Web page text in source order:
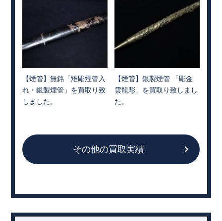
【煙管】無銘「雉彫煙管入
れ・銀製煙管」を買取り致
しました。
【煙管】銀製煙管 「彫金
雲龍彫」を買取り致しまし
た。
その他の買取実績